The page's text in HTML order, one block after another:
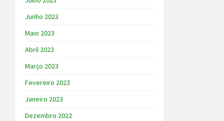
Junho 2023
Maio 2023
Abril 2023
Março 2023
Fevereiro 2023
Janeiro 2023
Dezembro 2022